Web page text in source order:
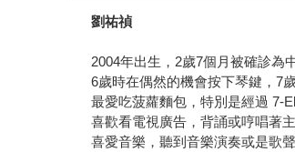
劉祐禎
2004年出生，2歲7個月被確診為
6歲時在偶然的機會按下琴鍵，7
最愛吃菠蘿麵包，特別是經過 7-
喜歡看電視廣告，背誦或哼唱著主
喜愛音樂，聽到音樂演奏或是歌